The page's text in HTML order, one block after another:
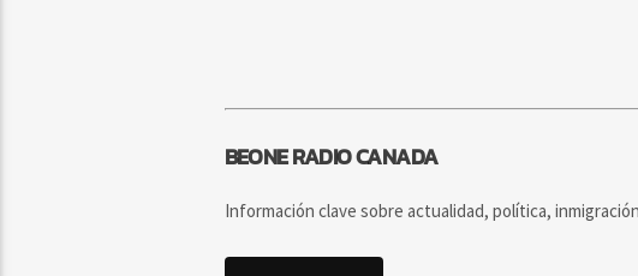
BEONE RADIO CANADA
Información clave sobre actualidad, política,